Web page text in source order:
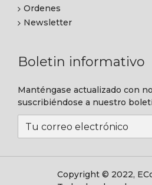
Ordenes
Newsletter
Boletin informativo
Manténgase actualizado con
suscribiéndose a nuestro
Copyright © 2022,